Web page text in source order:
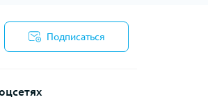
Подписаться